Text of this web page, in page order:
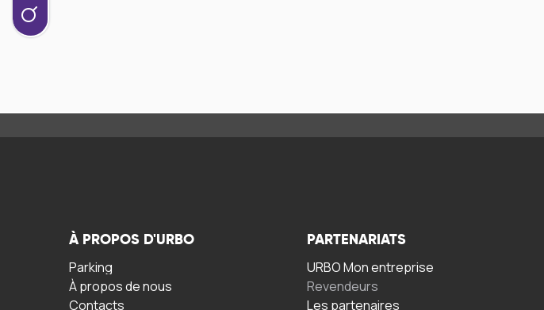
À PROPOS D'URBO
Parking
À propos de nous
Contacts
PARTENARIATS
URBO Mon entreprise
Revendeurs
Les partenaires